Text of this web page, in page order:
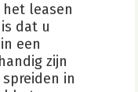
leasen
dat u
een
zijn
in